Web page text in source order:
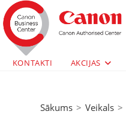
KONTAKTI AKCIJAS
Sākums > Veikals >